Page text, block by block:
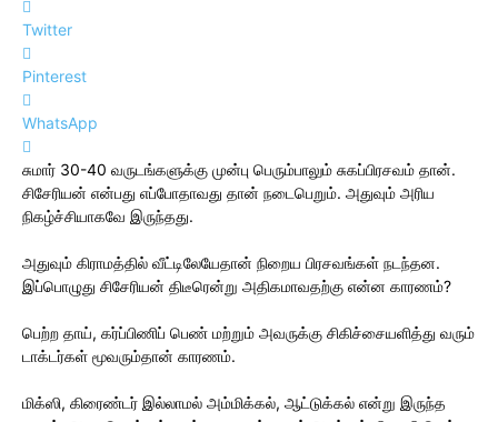
Twitter
Pinterest
WhatsApp
சுமார் 30-40 வருடங்களுக்கு முன்பு பெரும்பாலும் சுகப்பிரசவம் தான்.
சிசேரியன் என்பது எப்போதாவது தான் நடைபெறும். அதுவும் அரிய
நிகழ்ச்சியாகவே இருந்தது.
அதுவும் கிராமத்தில் வீட்டிலேயேதான் நிறைய பிரசவங்கள் நடந்தன.
இப்பொழுது சிசேரியன் திடீரென்று அதிகமாவதற்கு என்ன காரணம்?
பெற்ற தாய், கர்ப்பிணிப் பெண் மற்றும் அவருக்கு சிகிச்சையளித்து வரும்
டாக்டர்கள் மூவரும்தான் காரணம்.
மிக்ஸி, கிரைண்டர் இல்லாமல் அம்மிக்கல், ஆட்டுக்கல் என்று இருந்த